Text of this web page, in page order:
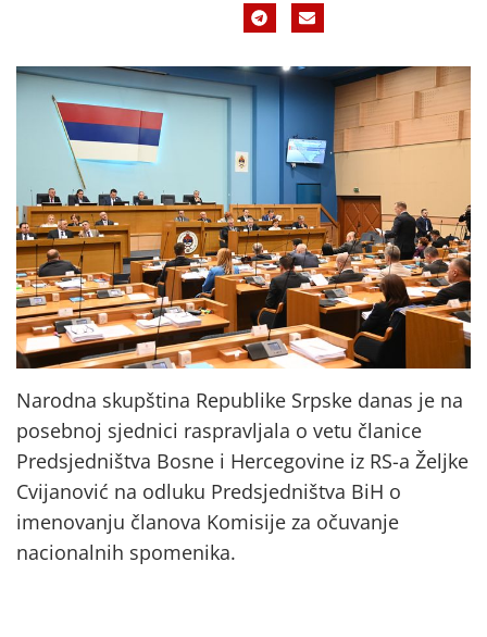
Narodna skupština Republike Srpske danas je na
posebnoj sjednici raspravljala o vetu članice
Predsjedništva Bosne i Hercegovine iz RS-a Željke
Cvijanović na odluku Predsjedništva BiH o
imenovanju članova Komisije za očuvanje
nacionalnih spomenika.